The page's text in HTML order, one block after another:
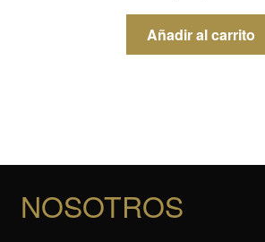
Añadir al carrito
NOSOTROS